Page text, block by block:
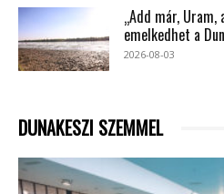
„Add már,
emelkedhet a
2026-08-03
DUNAKESZI SZEMMEL